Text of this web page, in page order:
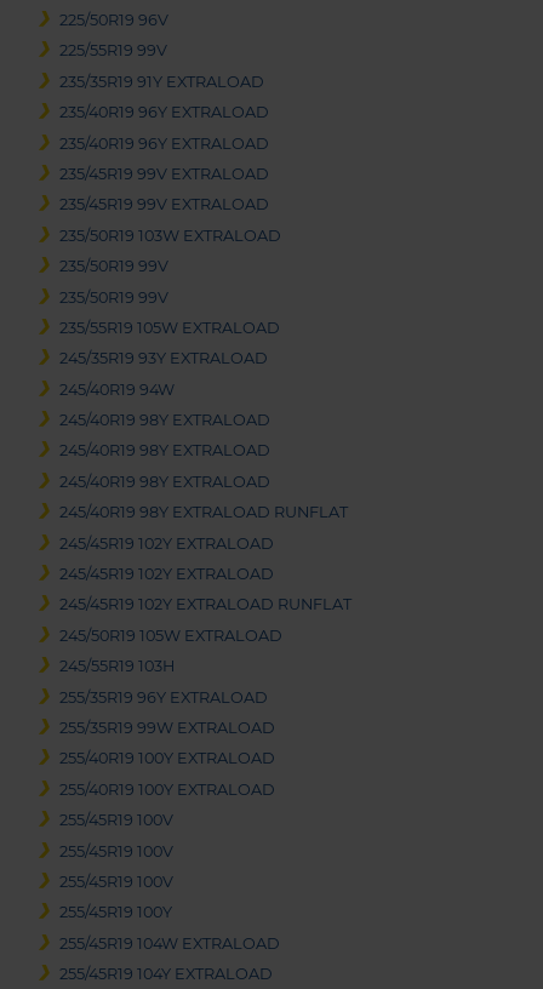
225/50R19 96V
225/55R19 99V
235/35R19 91Y EXTRALOAD
235/40R19 96Y EXTRALOAD
235/40R19 96Y EXTRALOAD
235/45R19 99V EXTRALOAD
235/45R19 99V EXTRALOAD
235/50R19 103W EXTRALOAD
235/50R19 99V
235/50R19 99V
235/55R19 105W EXTRALOAD
245/35R19 93Y EXTRALOAD
245/40R19 94W
245/40R19 98Y EXTRALOAD
245/40R19 98Y EXTRALOAD
245/40R19 98Y EXTRALOAD
245/40R19 98Y EXTRALOAD RUNFLAT
245/45R19 102Y EXTRALOAD
245/45R19 102Y EXTRALOAD
245/45R19 102Y EXTRALOAD RUNFLAT
245/50R19 105W EXTRALOAD
245/55R19 103H
255/35R19 96Y EXTRALOAD
255/35R19 99W EXTRALOAD
255/40R19 100Y EXTRALOAD
255/40R19 100Y EXTRALOAD
255/45R19 100V
255/45R19 100V
255/45R19 100V
255/45R19 100Y
255/45R19 104W EXTRALOAD
255/45R19 104Y EXTRALOAD